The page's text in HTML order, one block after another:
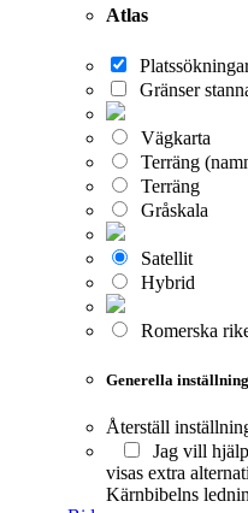
Atlas
Gränser
Vägkarta
Terräng
Terräng
Gråskala
Satellit
Hybrid
Romerska
Generella
Återställ
Jag vill
visas extra
Kärnbibelns